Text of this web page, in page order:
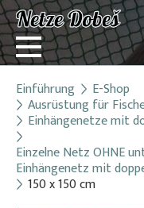
Login
Registrierung
Über uns
Kontakt
Einführung E-Shop
Ausrüstung für
Einhängenetze mit
Einzelne Netz OHNE
Einhängenetz mit
150 x 150 cm